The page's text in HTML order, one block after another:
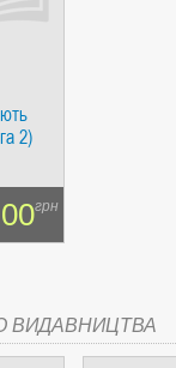
2)
грн
ВИДАВНИЦТВА